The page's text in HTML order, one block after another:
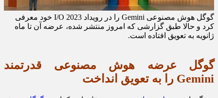
گوگل هوش مصنوعی Gemini را در رویداد I/O 2023 خود معرفی
کرد و حالا طبق گزارشی که امروز منتشر شده، عرضه آن تا ماه
ژانویه به تعویق افتاده است.
گوگل عرضه هوش مصنوعی قدرتمند
Gemini را به تعویق انداخت